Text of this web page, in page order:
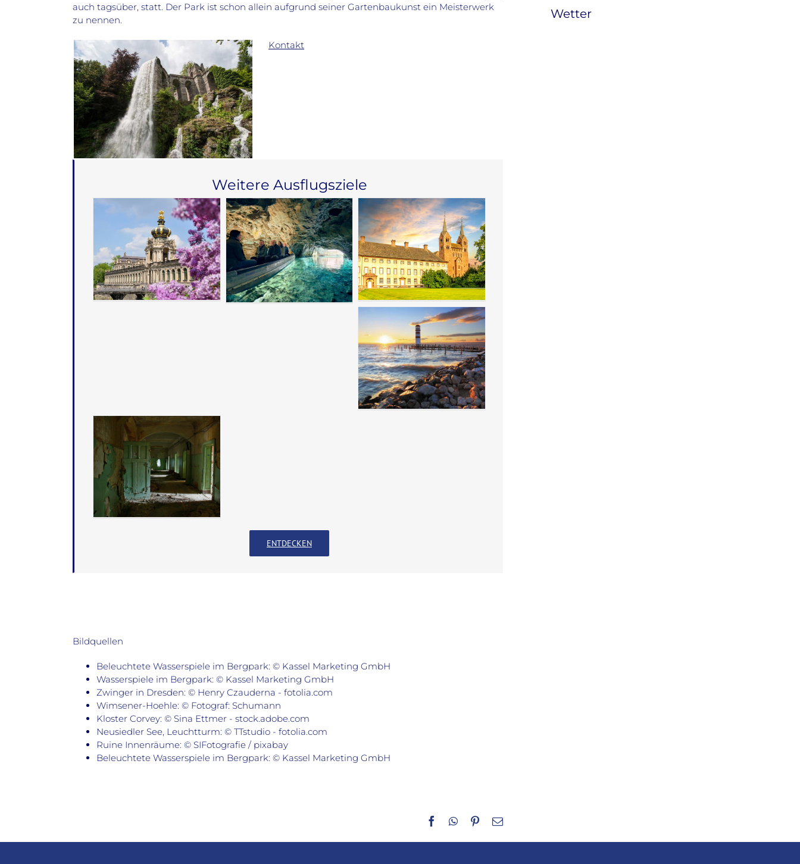
auch tagsüber, statt. Der Park ist schon allein aufgrund seiner Gartenbaukunst ein Meisterwerk
zu nennen.
Kontakt
Weitere Ausflugsziele
ENTDECKEN
Bildquellen
Beleuchtete Wasserspiele im Bergpark: © Kassel Marketing GmbH
Wasserspiele im Bergpark: © Kassel Marketing GmbH
Zwinger in Dresden: © Henry Czauderna - fotolia.com
Wimsener-Hoehle: © Fotograf: Schumann
Kloster Corvey: © Sina Ettmer - stock.adobe.com
Neusiedler See, Leuchtturm: © TTstudio - fotolia.com
Ruine Innenräume: © SIFotografie / pixabay
Beleuchtete Wasserspiele im Bergpark: © Kassel Marketing GmbH
Facebook
WhatsApp
Pinterest
E-
Wetter